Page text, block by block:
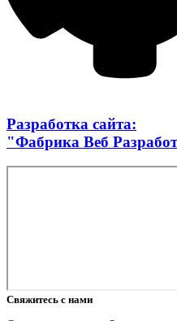
Разработка сайта:
"Фабрика Веб
Свяжитесь с нами